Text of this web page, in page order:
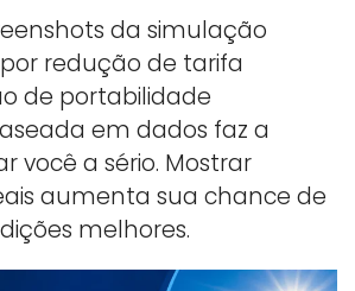
da simulação
redução de tarifa
de portabilidade
em dados faz a
você a sério. Mostrar
aumenta sua chance de
melhores.